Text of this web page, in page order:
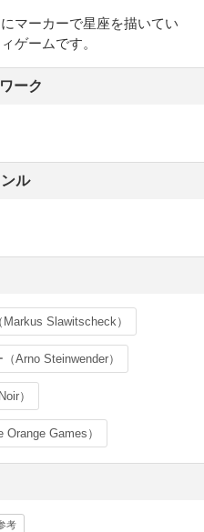
マーカーで星座を描いてい
ゲームです。
ーク
ル
Slawitscheck）
Arno Steinwender）
）
Games）
考